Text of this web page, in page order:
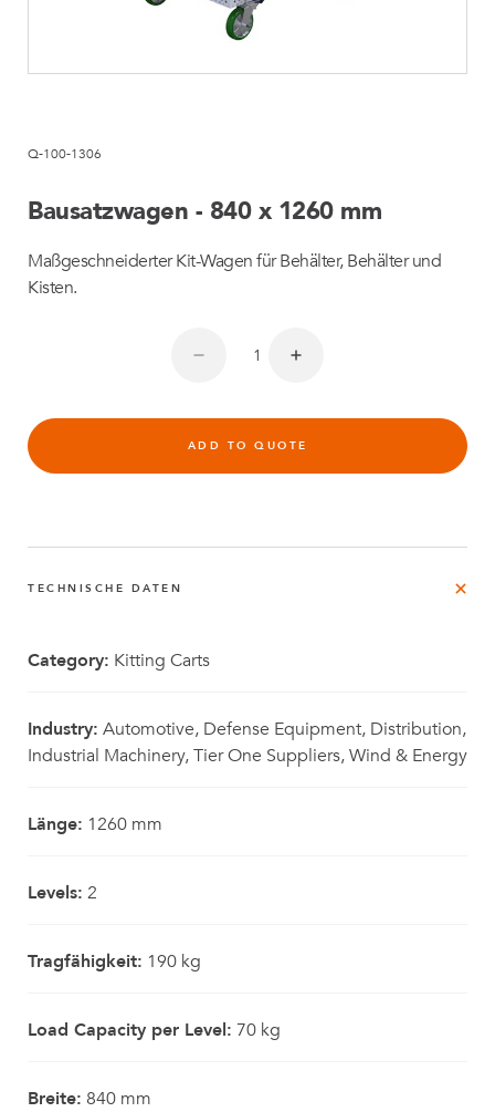
Q-100-1306
Bausatzwagen - 840 x 1260 mm
Maßgeschneiderter Kit-Wagen für Behälter, Behälter und
Kisten.
ADD TO QUOTE
TECHNISCHE DATEN
Category: Kitting Carts
Industry: Automotive, Defense Equipment, Distribution,
Industrial Machinery, Tier One Suppliers, Wind & Energy
Länge: 1260 mm
Levels: 2
Tragfähigkeit: 190 kg
Load Capacity per Level: 70 kg
Breite: 840 mm